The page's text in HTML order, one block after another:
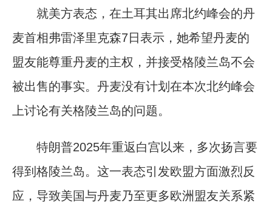
就美方表态，在土耳其出席北约峰会的丹
麦首相弗雷泽里克森7日表示，她希望丹麦的
盟友能尊重丹麦的主权，并接受格陵兰岛不会
被出售的事实。丹麦没有计划在本次北约峰会
上讨论有关格陵兰岛的问题。
特朗普2025年重返白宫以来，多次扬言要
得到格陵兰岛。这一表态引发欧盟方面激烈反
应，导致美国与丹麦乃至更多欧洲盟友关系紧